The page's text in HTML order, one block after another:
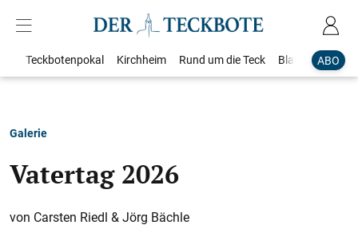
ABO
Teckbotenpokal Kirchheim Rund um die Teck Blaulicht
Galerie
Vatertag 2026
Carsten Riedl & Jörg Bächle